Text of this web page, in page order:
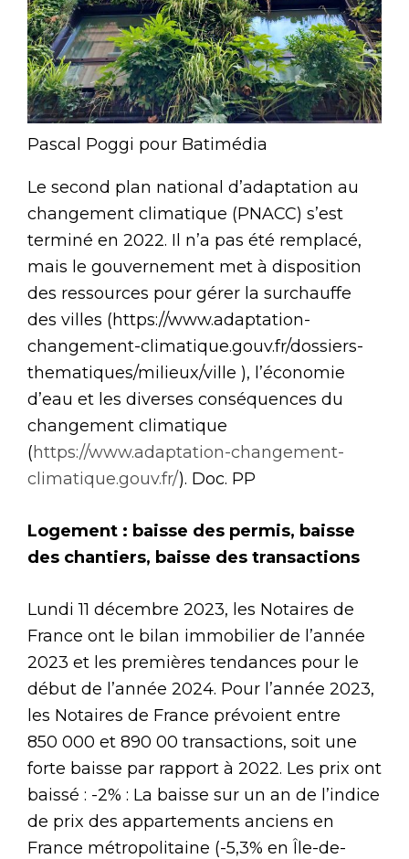
Pascal Poggi pour Batimédia
Le second plan national d’adaptation au
changement climatique (PNACC) s’est
terminé en 2022. Il n’a pas été remplacé,
mais le gouvernement met à disposition
des ressources pour gérer la surchauffe
des villes (https://www.adaptation-
changement-climatique.gouv.fr/dossiers-
thematiques/milieux/ville ), l’économie
d’eau et les diverses conséquences du
changement climatique
(https://www.adaptation-changement-
climatique.gouv.fr/). Doc. PP
Logement : baisse des permis, baisse
des chantiers, baisse des transactions
Lundi 11 décembre 2023, les Notaires de
France ont le bilan immobilier de l’année
2023 et les premières tendances pour le
début de l’année 2024. Pour l’année 2023,
les Notaires de France prévoient entre
850 000 et 890 00 transactions, soit une
forte baisse par rapport à 2022. Les prix ont
baissé : -2% : La baisse sur un an de l’indice
de prix des appartements anciens en
France métropolitaine (-5,3% en Île-de-